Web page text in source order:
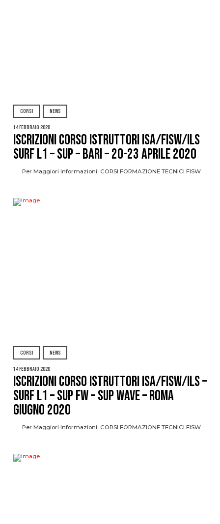
CORSI NEWS
14 Febbraio 2020
ISCRIZIONI CORSO ISTRUTTORI ISA/FISW/ILS
SURF L1 – SUP – BARI – 20-23 APRILE 2020
Per Maggiori informazioni: CORSI FORMAZIONE TECNICI FISW
CORSI NEWS
14 Febbraio 2020
ISCRIZIONI CORSO ISTRUTTORI ISA/FISW/ILS –
SURF L1 – SUP FW – SUP WAVE – ROMA
GIUGNO 2020
Per Maggiori informazioni: CORSI FORMAZIONE TECNICI FISW